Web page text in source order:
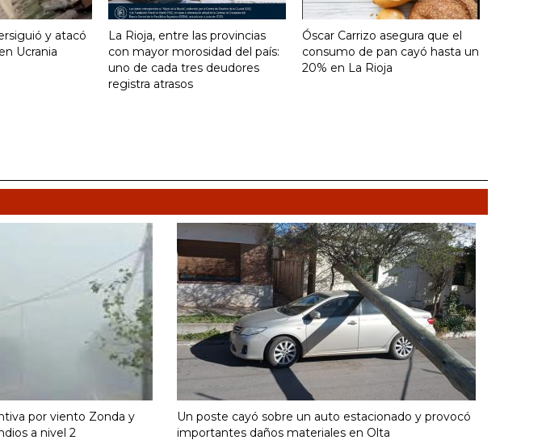
y atacó
Ucrania
La Rioja, entre las provincias
con mayor morosidad del país:
uno de cada tres deudores
registra atrasos
Óscar Carrizo asegura que el
consumo de pan cayó hasta un
20% en La Rioja
por viento Zonda y
a nivel 2
Un poste cayó sobre un auto estacionado y provocó
importantes daños materiales en Olta